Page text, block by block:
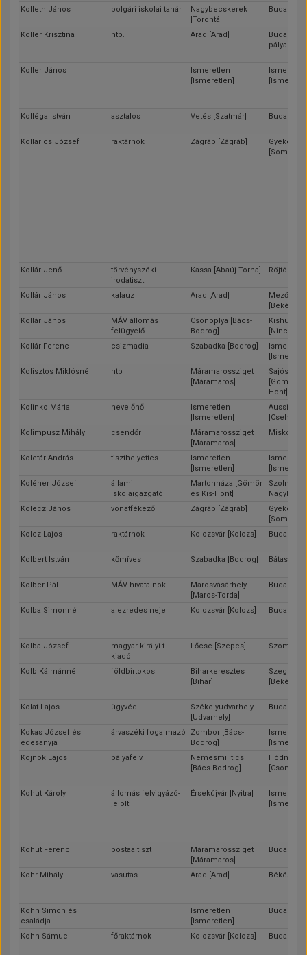
Kolleth János polgári iskolai tanár
Nagybecskerek
[Torontál]
Budapest
Koller Krisztina htb. Arad [Arad]
Budapest
Koller János
Ismeretlen
[Ismeretlen]
Kolléga István asztalos Vetés [Szatmár] Budapest
Kollarics József raktárnok Zágráb [Zágráb]
[Somogy]
Kollár Jenő
törvényszéki
irodatiszt
Kassa [Abaúj-Torna] Röjtök
Kollár János kalauz Arad [Arad]
[Békés]
Kollár János
MÁV állomás
felügyelő
Csonoplya [Bács-
Bodrog]
[Nincs
Kollár Ferenc
csizmadia Szabadka [Bodrog]
Kolisztos Miklósné
htb
Máramarossziget
[Máramaros]
[Gömör
Hont]
Kolinko Mária
nevelőnő
Ismeretlen
[Ismeretlen]
Aussig
Kolimpusz Mihály
csendőr
Máramarossziget
[Máramaros]
Miskolc
Koletár András tiszthelyettes
Ismeretlen
[Ismeretlen]
Koléner József
állami
iskolaigazgató
Martonháza [Gömör
és Kis-Hont]
Szolnok
Nagykun-
Kolecz János
vonatfékező Zágráb [Zágráb]
[Somogy]
Kolcz Lajos
raktárnok Kolozsvár [Kolozs] Budapest
Kolbert István kőmíves Szabadka [Bodrog] Bátaszék
Kolber Pál MÁV hivatalnok
Marosvásárhely
[Maros-Torda]
Budapest
Kolba Simonné alezredes neje Kolozsvár [Kolozs] Budapest
Kolba József
magyar királyi t.
kiadó
Lőcse [Szepes]
Kolb Kálmánné földbirtokos
Biharkeresztes
[Bihar]
[Békés]
Kolat Lajos ügyvéd
Székelyudvarhely
[Udvarhely]
Budapest
Kokas József és
édesanyja
árvaszéki fogalmazó
Zombor [Bács-
Bodrog]
Kojnok Lajos
pályafelv.
Nemesmilitics
[Bács-Bodrog]
[Csongrád]
Kohut Károly
állomás felvigyázó-
jelölt
Érsekújvár [Nyitra]
Kohut Ferenc postaaltiszt
Máramarossziget
[Máramaros]
Budapest
Kohr Mihály vasutas Arad [Arad] Békés
Kohn Simon és
családja
Ismeretlen
[Ismeretlen]
Budapest
Kohn Sámuel főraktárnok Kolozsvár [Kolozs] Budapest